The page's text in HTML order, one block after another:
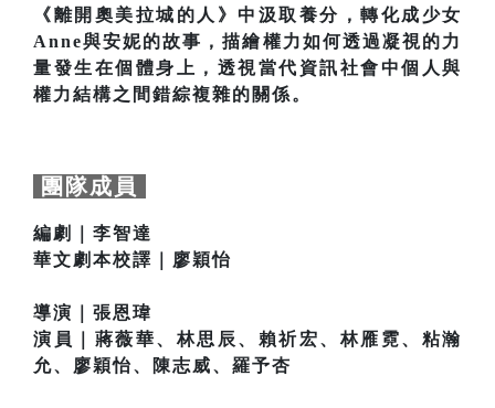
《離開奧美拉城的人》中汲取養分，轉化成少女
Anne與安妮的故事，描繪權力如何透過凝視的力
量發生在個體身上，透視當代資訊社會中個人與
權力結構之間錯綜複雜的關係。
團隊成員
編劇｜李智達
華文劇本校譯｜廖穎怡
導演｜張恩瑋
演員｜蔣薇華、林思辰、賴祈宏、林雁霓、粘瀚
允、廖穎怡、陳志威、羅予杏